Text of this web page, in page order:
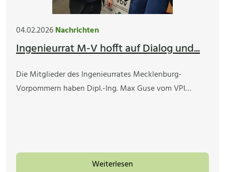
04.02.2026Nachrichten
Ingenieurrat M-V hofft auf Dialog und...
Die Mitglieder des Ingenieurrates Mecklenburg-
Vorpommern haben Dipl.-Ing. Max Guse vom VPI…
Weiterlesen